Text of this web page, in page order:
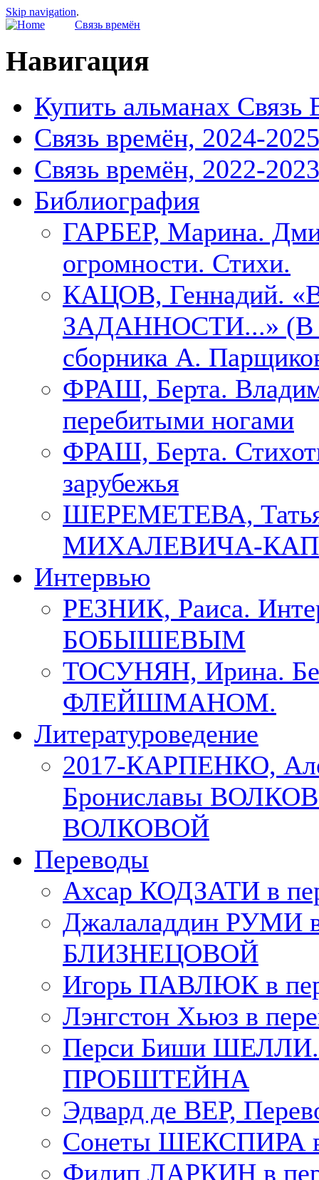
Skip navigation.
Связь времён
Навигация
Купить альманах Связь
Связь времён, 2024-2025
Связь времён, 2022-2023
Библиография
ГАРБЕР, Марина.
огромности. Стихи.
КАЦОВ, Геннадий.
ЗАДАННОСТИ...» (В
сборника А.
ФРАШ, Берта.
перебитыми ногами
ФРАШ, Берта.
зарубежья
ШЕРЕМЕТЕВА,
МИХАЛЕВИЧА-
Интервью
РЕЗНИК, Раиса.
БОБЫШЕВЫМ
ТОСУНЯН, Ирина.
ФЛЕЙШМАНОМ.
Литературоведение
2017-КАРПЕНКО,
Брониславы
ВОЛКОВОЙ
Переводы
Ахсар КОДЗАТИ в
Джалаладдин РУМИ
БЛИЗНЕЦОВОЙ
Игорь ПАВЛЮК в
Лэнгстон Хьюз в
Перси Биши ШЕЛЛИ.
ПРОБШТЕЙНА
Эдвард де ВЕР,
Сонеты ШЕКСПИРА в
Филип ЛАРКИН в